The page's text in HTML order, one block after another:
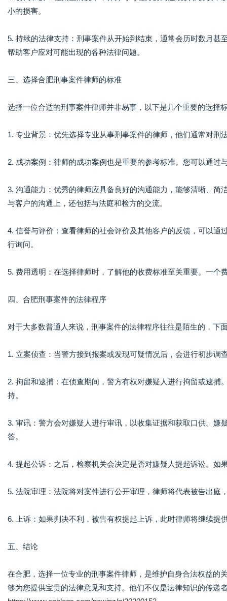
小的损害。
5. 持续的法律支持：刑事案件从开始到结束，通常会历时数月
帮助客户应对可能出现的各种法律问题。
三、选择合肥刑事案件律师的标准
选择一位合适的刑事案件律师并非易事，以下是几个重要的选择
1. 专业背景：优先选择专业从事刑事案件的律师，他们通常对
2. 成功案例：律师的成功案例也是重要的参考标准。您可以通
3. 沟通能力：优秀的律师应具备良好的沟通能力，能够清晰、
与客户的沟通上，还包括与法庭和检方的交流。
4. 信誉与评价：查看律师的社会评价及其他客户的反馈，可以
行询问。
5. 费用透明：在选择律师时，了解他的收费标准至关重要。一
四、合肥刑事案件的法律程序
对于大多数普通人来说，刑事案件的法律程序往往是陌生的，下
1. 立案侦查：当警方接到报案或发现可疑情况后，会进行初步调
2. 拘留和逮捕：在侦查期间，警方有权对嫌疑人进行拘留或逮
持。
3. 审讯：警方会对嫌疑人进行审讯，以收集证据和获取口供。
答。
4. 提起公诉：之后，检察机关会决定是否对嫌疑人提起诉讼。如
5. 法院审理：法院将对案件进行公开审理，律师将代表被告出
6. 上诉：如果判决不利，被告有权提起上诉，此时律师将继续提
五、结论
在合肥，选择一位专业的刑事案件律师，是维护自身合法权益的
够为您提供宝贵的法律意见和支持。他们不仅是法律知识的传递